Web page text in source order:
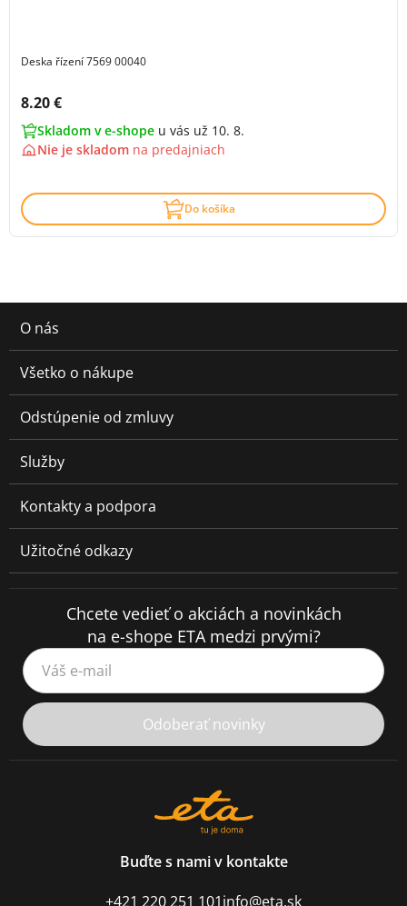
Deska řízení 7569 00040
Cena s DPH:
8.20 €
Skladom v e-shope u vás už 10. 8.
Nie je skladom na predajniach
Do košíka
O nás
Všetko o nákupe
Odstúpenie od zmluvy
Služby
Kontakty a podpora
Užitočné odkazy
Chcete vedieť o akciách a novinkách
na e-shope ETA medzi prvými?
Váš e-mail
Odoberať novinky
Buďte s nami v kontakte
+421 220 251 101info@eta.sk